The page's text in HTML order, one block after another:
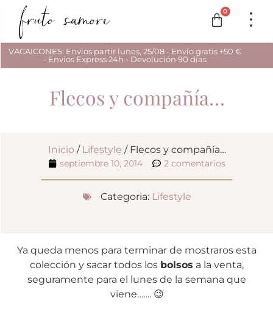
0
VACAICONES: Envios partir lunes, 25/08 - Envío gratis +50 €
- Envíos Express 24h - Devolución 90 días
Flecos y compañía…
Inicio/ Lifestyle / Flecos y compañía…
septiembre 10, 2014 2 comentarios
Categoria: Lifestyle
Ya queda menos para terminar de mostraros esta
colección y sacar todos los bolsos a la venta,
seguramente para el lunes de la semana que
viene……. 😉